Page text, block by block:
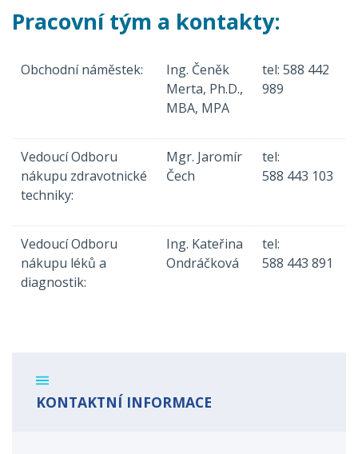
Pracovní tým a kontakty:
Obchodní náměstek:
Ing. Čeněk
Merta, Ph.D.,
MBA, MPA
tel: 588 442
989
Vedoucí Odboru
nákupu zdravotnické
techniky:
Mgr. Jaromír
Čech
tel:
588 443 103
Vedoucí Odboru
nákupu léků a
diagnostik:
Ing. Kateřina
Ondráčková
tel:
588 443 891
KONTAKTNÍ INFORMACE